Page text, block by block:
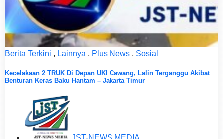
Berita Terkini , Lainnya , Plus News , Sosial
Kecelakaan 2 TRUK Di Depan UKI Cawang, Lalin Terganggu Akibat
Benturan Keras Baku Hantam – Jakarta Timur
JST-NEWS MEDIA